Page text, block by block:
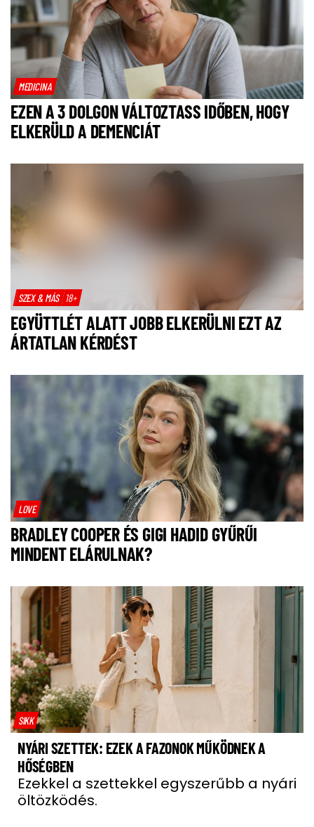
MEDICINA
EZEN A 3 DOLGON VÁLTOZTASS IDŐBEN, HOGY
ELKERÜLD A DEMENCIÁT
SZEX & MÁS 18+
EGYÜTTLÉT ALATT JOBB ELKERÜLNI EZT AZ
ÁRTATLAN KÉRDÉST
LOVE
BRADLEY COOPER ÉS GIGI HADID GYŰRŰI
MINDENT ELÁRULNAK?
SIKK
NYÁRI SZETTEK: EZEK A FAZONOK MŰKÖDNEK A
HŐSÉGBEN
Ezekkel a szettekkel egyszerűbb a nyári
öltözködés.